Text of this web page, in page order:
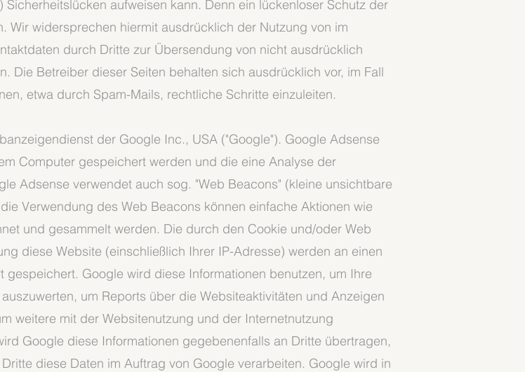
aufweisen kann. Denn ein lückenloser Schutz der
Wir widersprechen hiermit ausdrücklich der Nutzung von im
durch Dritte zur Übersendung von nicht ausdrücklich
Die Betreiber dieser Seiten behalten sich ausdrücklich vor, im Fall
etwa durch Spam-Mails, rechtliche Schritte einzuleiten.
der Google Inc., USA ("Google"). Google Adsense
Computer gespeichert werden und die eine Analyse der
Adsense verwendet auch sog. "Web Beacons" (kleine unsichtbare
Verwendung des Web Beacons können einfache Aktionen wie
und gesammelt werden. Die durch den Cookie und/oder Web
diese Website (einschließlich Ihrer IP-Adresse) werden an einen
Google wird diese Informationen benutzen, um Ihre
um Reports über die Websiteaktivitäten und Anzeigen
weitere mit der Websitenutzung und der Internetnutzung
Google diese Informationen gegebenenfalls an Dritte übertragen,
diese Daten im Auftrag von Google verarbeiten. Google wird in